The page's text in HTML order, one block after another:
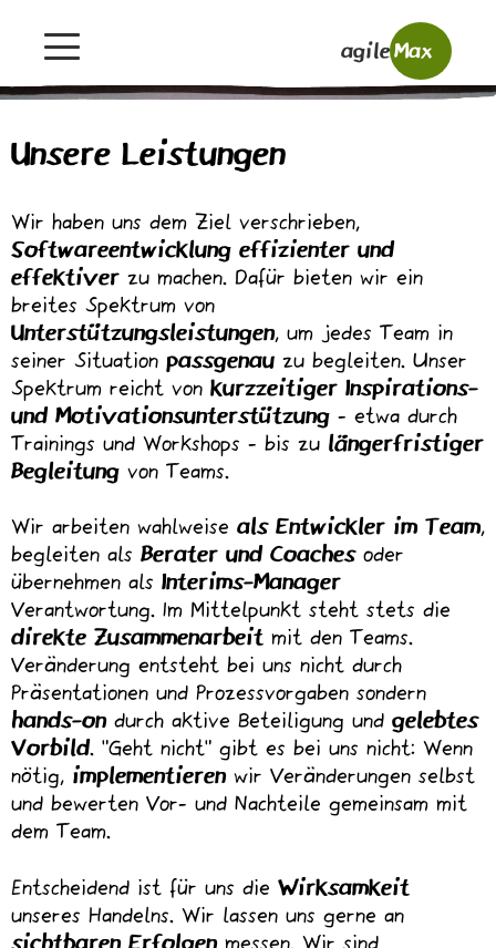
agile Max
Unsere Leistungen
Wir haben uns dem Ziel verschrieben,
Softwareentwicklung effizienter und
effektiver zu machen. Dafür bieten wir ein
breites Spektrum von
Unterstützungsleistungen, um jedes Team in
seiner Situation passgenau zu begleiten. Unser
Spektrum reicht von kurzzeitiger Inspirations-
und Motivationsunterstützung - etwa durch
Trainings und Workshops - bis zu längerfristiger
Begleitung von Teams.
Wir arbeiten wahlweise als Entwickler im Team,
begleiten als Berater und Coachesoder
übernehmen als Interims-Manager
Verantwortung. Im Mittelpunkt steht stets die
direkte Zusammenarbeit mit den Teams.
Veränderung entsteht bei uns nicht durch
Präsentationen und Prozessvorgaben sondern
hands-ondurch aktive Beteiligung und gelebtes
Vorbild. "Geht nicht" gibt es bei uns nicht: Wenn
nötig, implementierenwir Veränderungen selbst
und bewerten Vor- und Nachteile gemeinsam mit
dem Team.
Entscheidend ist für uns die Wirksamkeit
unseres Handelns. Wir lassen uns gerne an